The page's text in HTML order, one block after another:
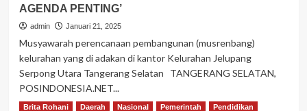
INDONESIA
PD
‘MENJADIKAN
WARNA
LEBIH
BAIK
AGENDA PENTING’
admin Januari 21, 2025
Musyawarah perencanaan pembangunan (musrenbang)
kelurahan yang di adakan di kantor Kelurahan Jelupang
Serpong Utara Tangerang Selatan TANGERANG SELATAN,
POSINDONESIA.NET...
Read
Brita Rohani Daerah Nasional Pemerintah Pendidikan